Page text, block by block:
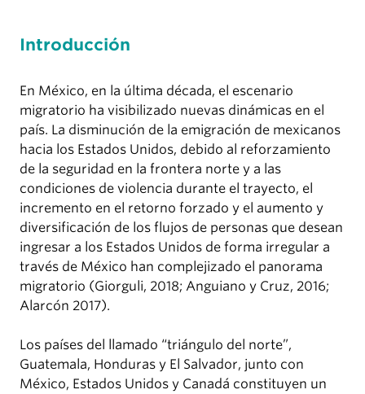
Introducción
En México, en la última década, el escenario
migratorio ha visibilizado nuevas dinámicas en el
país. La disminución de la emigración de mexicanos
hacia los Estados Unidos, debido al reforzamiento
de la seguridad en la frontera norte y a las
condiciones de violencia durante el trayecto, el
incremento en el retorno forzado y el aumento y
diversificación de los flujos de personas que desean
ingresar a los Estados Unidos de forma irregular a
través de México han complejizado el panorama
migratorio (Giorguli, 2018; Anguiano y Cruz, 2016;
Alarcón 2017).
Los países del llamado “triángulo del norte”,
Guatemala, Honduras y El Salvador, junto con
México, Estados Unidos y Canadá constituyen un